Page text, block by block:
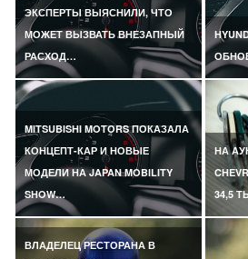
ЭКСПЕРТЫ ВЫЯСНИЛИ, ЧТО
МОЖЕТ ВЫЗВАТЬ ВНЕЗАПНЫЙ
РАСХОД…
MITSUBISHI MOTORS ПОКАЗАЛА
КОНЦЕПТ-КАР И НОВЫЕ
МОДЕЛИ НА JAPAN MOBILITY
SHOW…
НА
34,5
ВЛАДЕЛЕЦ РЕСТОРАНА В